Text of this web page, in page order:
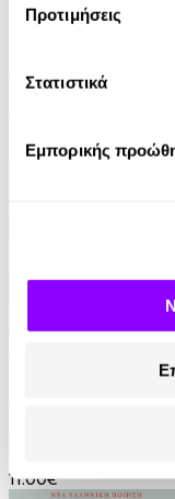
Προτιμήσεις
Στατιστικά
Εμπορικής
eBook
5.99€
11.00€